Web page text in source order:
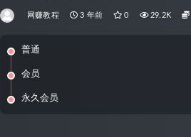
网赚教程 3 年前 0 29.2K
普通
会员
永久会员